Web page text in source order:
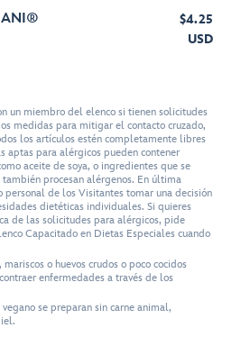
$4.25
USD
un miembro del elenco si tienen solicitudes
medidas para mitigar el contacto cruzado,
los artículos estén completamente libres
aptas para alérgicos pueden contener
aceite de soya, o ingredientes que se
procesan alérgenos. En última
de los Visitantes tomar una decisión
dietéticas individuales. Si quieres
de las solicitudes para alérgicos, pide
Capacitado en Dietas Especiales cuando
o huevos crudos o poco cocidos
enfermedades a través de los
se preparan sin carne animal,